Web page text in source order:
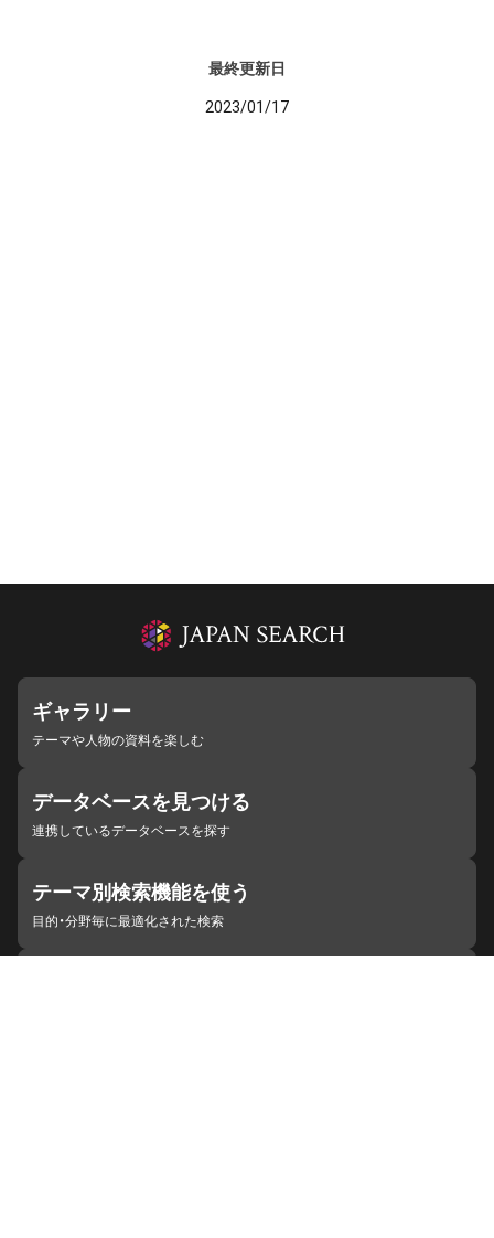
最終更新日
2023/01/17
ギャラリー
テーマや人物の資料を楽しむ
データベースを見つける
連携しているデータベースを探す
テーマ別検索機能を使う
目的・分野毎に最適化された検索